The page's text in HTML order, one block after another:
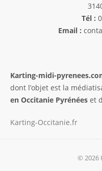
Tél :
Email :
Karting-midi-
dont l’objet est la
en Occitanie Pyrénées et
Karting-Occitanie.fr
© 2026